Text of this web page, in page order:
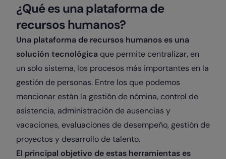
¿Qué es una plataforma de
recursos humanos?
Una plataforma de recursos humanos es una
solución tecnológica que permite centralizar, en
un solo sistema, los procesos más importantes en la
gestión de personas. Entre los que podemos
mencionar están la gestión de nómina, control de
asistencia, administración de ausencias y
vacaciones, evaluaciones de desempeño, gestión de
proyectos y desarrollo de talento.
El principal objetivo de estas herramientas es